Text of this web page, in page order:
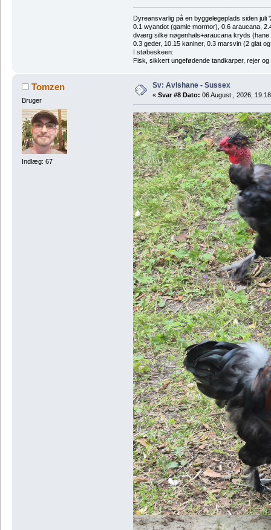
Dyreansvarlig på en byggelegeplads siden juli
0.1 wyandot (gamle mormor), 0.6 araucana,
dværg silke nøgenhals+araucana kryds
0.3 geder, 10.15 kaniner, 0.3 marsvin (2 glat
I støbeskeen:
Fisk, sikkert ungefødende tandkarper, rejer
Tomzen
Bruger
Indlæg: 67
Sv: Avlshane - Sussex
« Svar #8 Dato: 06 August , 2026,